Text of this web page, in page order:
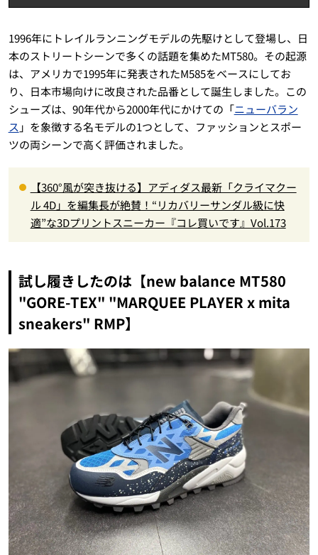
1996年にトレイルランニングモデルの先駆けとして登場し、日
本のストリートシーンで多くの話題を集めたMT580。その起源
は、アメリカで1995年に発表されたM585をベースにしてお
り、日本市場向けに改良された品番として誕生しました。この
シューズは、90年代から2000年代にかけての「ニューバラン
ス 」を象徴する名モデルの1つとして、ファッションとスポー
ツの両シーンで高く評価されました。
【360°風が突き抜ける】アディダス最新「クライマクー
ル 4D」を編集長が絶賛！“リカバリーサンダル級に快
適”な3Dプリントスニーカー『コレ買いです』Vol.173
試し履きしたのは【new balance MT580
"GORE-TEX" "MARQUEE PLAYER x mita
sneakers" RMP】